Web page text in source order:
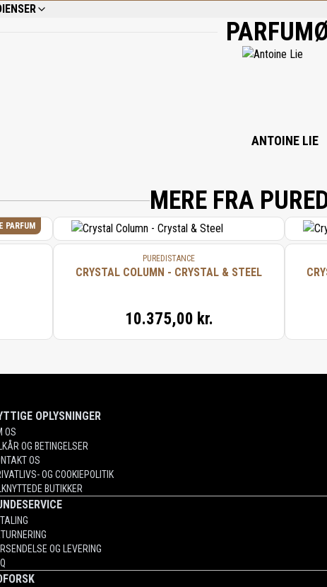
(SD ALCOHOL 40-B), PARFUM, AQUA, T-BUTYL ALCOHOL, BHT, ALPHA-
ANTOINE LIE
MERE FRA
PARFUM
PUREDISTANCE
CRYSTAL COLUMN - CRYSTAL & STEEL
10.375,00 kr.
OPLYSNINGER
OS
OG BETINGELSER
OS
OG COOKIEPOLITIK
BUTIKKER
OG LEVERING